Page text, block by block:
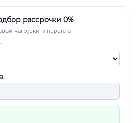
рассрочки 0%
нагрузки и переплат